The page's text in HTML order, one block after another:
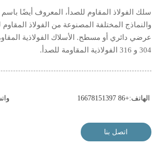
سلك الفولاذ المقاوم للصدأ، المعروف أيضًا
والنماذج المختلفة المصنوعة من الفولاذ
عرضي دائري أو مسطح. الأسلاك الفولاذية
304 و 316 الفولاذية المقاومة للصدأ.
الهاتف:+86 16678151397
اتصل بنا